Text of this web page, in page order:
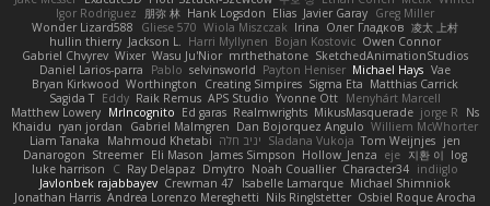
Igor Rodriguez
朋弥 林 Hank Logsdon Elias Javier Garay Greg Miller
Wonder Lizard588
Gliese 570 Wiola Miszczak Irina Олег Гладков 凌太 上村
hullin thierry Jackson L. Harri Myllynen Bojan Kostovic Owen Connor
Gabriel Chvyrev Wixer Wasu Ju'Nior mrthethatone SketchedAnimationStudios
Daniel Larios-parra
Pablo selvinsworld Payton Heniser Michael Hays Vae
Bryan Kirkwood Worthington Creating Simpires Sigma Eta Matthias Carrick
Sagida T Eddy Raik Remus APS Studio Yvonne Ott Menyhárt Marcell
Matthew Lowery MrIncognito Ed garas Realmwrights MikusMasquerade jorge R
Ns
Khaidu ryan jordan Gabriel Malmgren Dan Bojorquez Angulo Williem McWhorter
Liam Tanaka
Mahmoud Khetabi יניב חלה Sladana Vukoja Tom Weijnjes jen
Danarogon Streemer Eli Mason James Simpson Hollow_Jenza eje 지환 이 log
luke harrison
C Ray Delapaz Dmytro Noah Couallier Character34 indiiglo
Javlonbek rajabbayev Crewman 47 Isabelle Lamarque Michael Shimniok
Jonathan Harris Andrea Lorenzo Mereghetti Nils Ringlstetter Osbiel Roque Arocha